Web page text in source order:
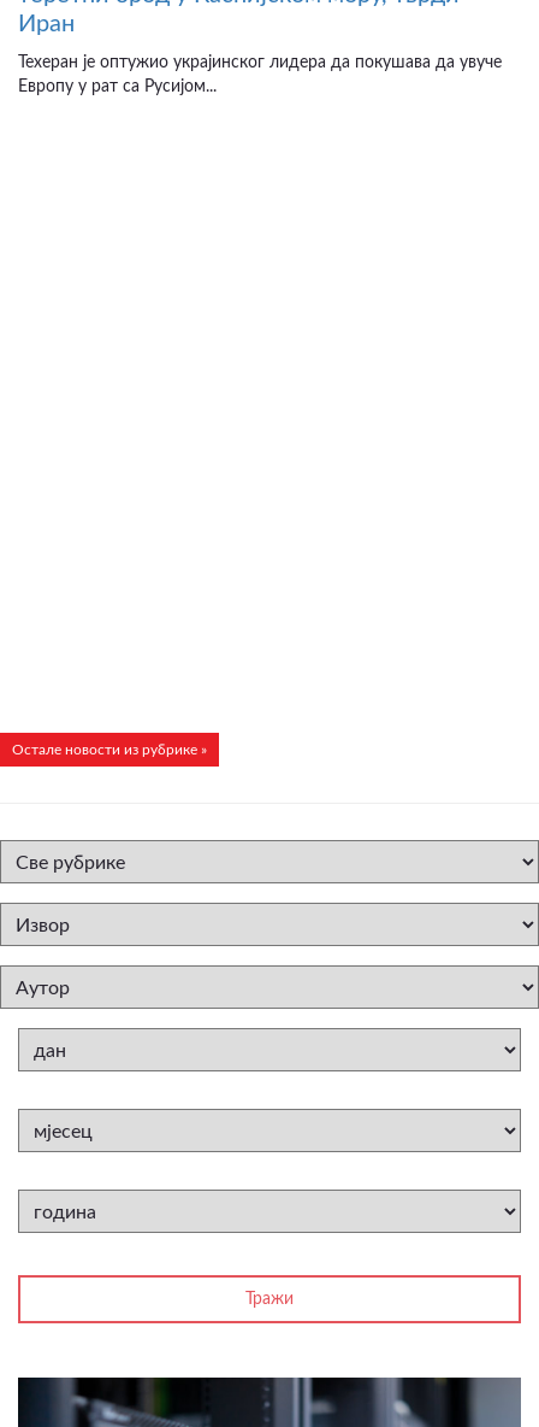
Иран
Техеран је оптужио украјинског лидера да покушава да увуче
Европу у рат са Русијом...
Остале новости из рубрике »